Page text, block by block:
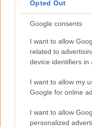
Opted Out
Google consents
I want to allow
related to
device identifiers in
I want to allow my
Google for online
I want to allow
personalized
Atalanta, la prima
Beatrice Bonaventura · 9 Ago
FITNESS